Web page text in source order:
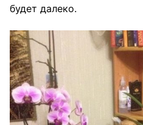
будет далеко.